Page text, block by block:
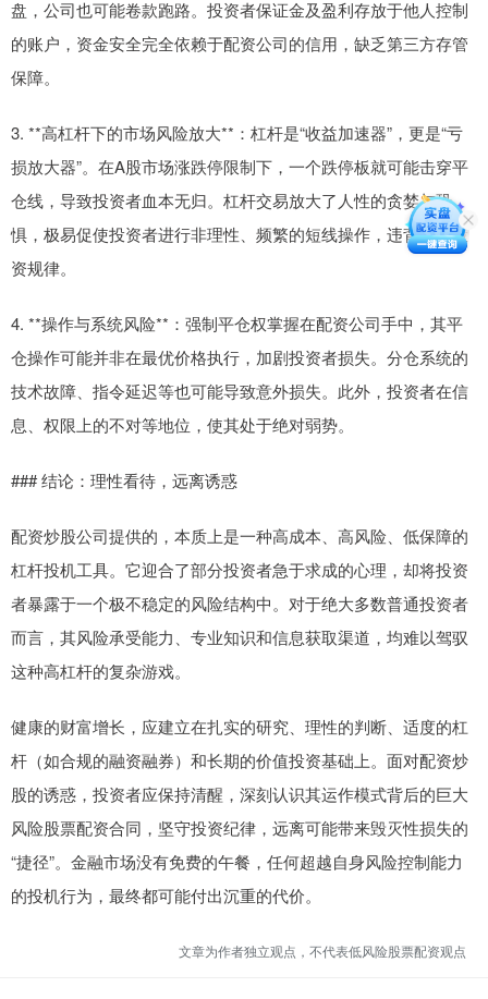
盘，公司也可能卷款跑路。投资者保证金及盈利存放于他人控制
的账户，资金安全完全依赖于配资公司的信用，缺乏第三方存管
保障。
3. **高杠杆下的市场风险放大**：杠杆是“收益加速器”，更是“亏
损放大器”。在A股市场涨跌停限制下，一个跌停板就可能击穿平
仓线，导致投资者血本无归。杠杆交易放大了人性的贪婪与恐
惧，极易促使投资者进行非理性、频繁的短线操作，违背价值投
资规律。
4. **操作与系统风险**：强制平仓权掌握在配资公司手中，其平
仓操作可能并非在最优价格执行，加剧投资者损失。分仓系统的
技术故障、指令延迟等也可能导致意外损失。此外，投资者在信
息、权限上的不对等地位，使其处于绝对弱势。
### 结论：理性看待，远离诱惑
配资炒股公司提供的，本质上是一种高成本、高风险、低保障的
杠杆投机工具。它迎合了部分投资者急于求成的心理，却将投资
者暴露于一个极不稳定的风险结构中。对于绝大多数普通投资者
而言，其风险承受能力、专业知识和信息获取渠道，均难以驾驭
这种高杠杆的复杂游戏。
健康的财富增长，应建立在扎实的研究、理性的判断、适度的杠
杆（如合规的融资融券）和长期的价值投资基础上。面对配资炒
股的诱惑，投资者应保持清醒，深刻认识其运作模式背后的巨大
风险股票配资合同，坚守投资纪律，远离可能带来毁灭性损失的
“捷径”。金融市场没有免费的午餐，任何超越自身风险控制能力
的投机行为，最终都可能付出沉重的代价。
文章为作者独立观点，不代表低风险股票配资观点